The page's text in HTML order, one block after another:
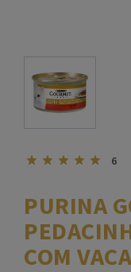
6
PURINA
COM VACA